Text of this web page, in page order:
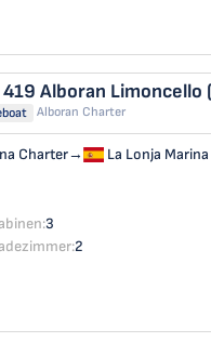
Alboran Limoncello
Alboran Charter
Charter→ La Lonja
3
2